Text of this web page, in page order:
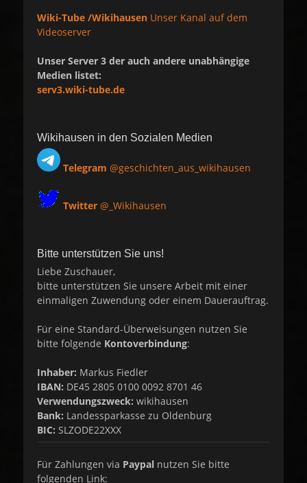
Wiki-Tube /Wikihausen Unser Kanal auf dem
Videoserver
Unser Server 3 der auch andere unabhängige
Medien listet:
serv3.wiki-tube.de
Wikihausen in den Sozialen Medien
Telegram @geschichten_aus_wikihausen
Twitter @_Wikihausen
Bitte unterstützen Sie uns!
Liebe Zuschauer,
bitte unterstützen Sie unsere Arbeit mit einer
einmaligen Zuwendung oder einem Dauerauftrag.
Für eine Standard-Überweisungen nutzen Sie
bitte folgende Kontoverbindung:
Inhaber: Markus Fiedler
IBAN: DE45 2805 0100 0092 8701 46
Verwendungszweck: wikihausen
Bank: Landessparkasse zu Oldenburg
BIC: SLZODE22XXX
Für Zahlungen via Paypal nutzen Sie bitte
folgenden Link: